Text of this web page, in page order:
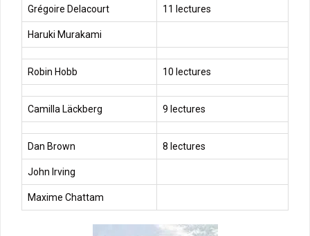
Grégoire Delacourt 11 lectures
Haruki Murakami
Robin Hobb 10 lectures
Camilla Läckberg 9 lectures
Dan Brown 8 lectures
John Irving
Maxime Chattam